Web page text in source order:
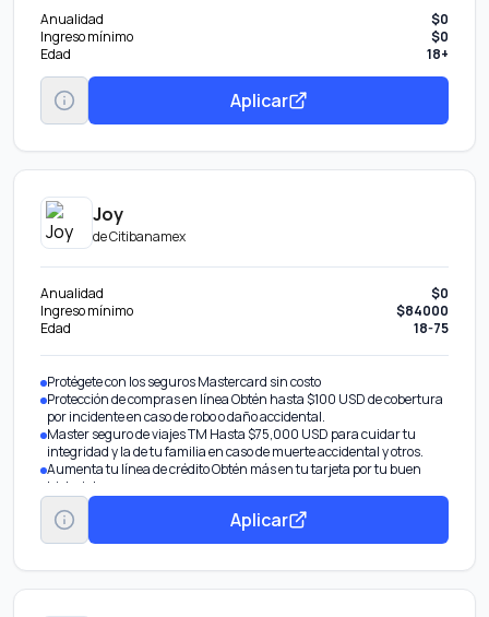
Anualidad
$0
Ingreso mínimo
$0
Edad
18+
Aplicar
Joy
deCitibanamex
Anualidad
$0
Ingreso mínimo
$84000
Edad
18-75
Protégete con los seguros Mastercard sin costo
Protección de compras en línea Obtén hasta $100 USD de cobertura
por incidente en caso de robo o daño accidental.
Master seguro de viajes TM Hasta $75,000 USD para cuidar tu
integridad y la de tu familia en caso de muerte accidental y otros.
Aumenta tu línea de crédito Obtén más en tu tarjeta por tu buen
historial.
Transfiere tu deuda De otros bancos con tasa de interés
preferencial.
Obtén pagos fijos Parcializa tus compras o saldo con una tasa
Disponible Banamex Convierte parte de tu línea de crédito en efectivo
con tasa preferencial. Beneficio por invitación.
Aplicar